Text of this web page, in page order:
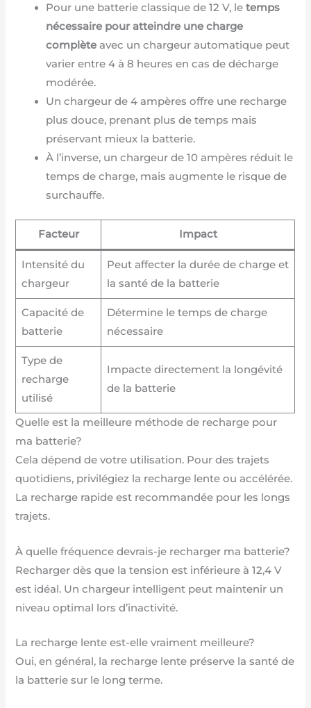
Pour une batterie classique de 12 V, letemps
nécessaire pour atteindre une charge
complète avec un chargeur automatique peut
varier entre 4 à 8 heures en cas de décharge
modérée.
Un chargeur de 4 ampères offre une recharge
plus douce, prenant plus de temps mais
préservant mieux la batterie.
À l’inverse, un chargeur de 10 ampères réduit le
temps de charge, mais augmente le risque de
surchauffe.
Facteur Impact
Intensité du
chargeur
Peut affecter la durée de charge et
la santé de la batterie
Capacité de
batterie
Détermine le temps de charge
nécessaire
Type de
recharge
utilisé
Impacte directement la longévité
de la batterie
Quelle est la meilleure méthode de recharge pour
ma batterie?
Cela dépend de votre utilisation. Pour des trajets
quotidiens, privilégiez la recharge lente ou accélérée.
La recharge rapide est recommandée pour les longs
trajets.
À quelle fréquence devrais-je recharger ma batterie?
Recharger dès que la tension est inférieure à 12,4 V
est idéal. Un chargeur intelligent peut maintenir un
niveau optimal lors d’inactivité.
La recharge lente est-elle vraiment meilleure?
Oui, en général, la recharge lente préserve la santé de
la batterie sur le long terme.